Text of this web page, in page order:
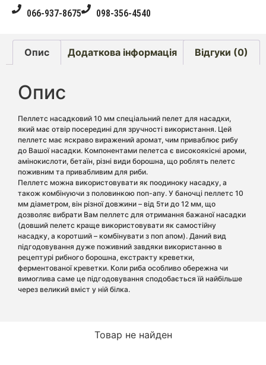
066-937-8675 098-356-4540
Опис Додаткова інформація Відгуки (0)
Опис
Пеллетс насадковий 10 мм спеціальний пелет для насадки,
який має отвір посередині для зручності використання. Цей
пеллетс має яскраво виражений аромат, чим приваблює рибу
до Вашої насадки. Компонентами пелетса є високоякісні ароми,
амінокислоти, бетаїн, різні види борошна, що роблять пелетс
поживним та привабливим для риби.
Пеллетс можна використовувати як поодиноку насадку, а
також комбінуючи з половинкою поп-апу. У баночці пеллетс 10
мм діаметром, він різної довжини – від 5ти до 12 мм, що
дозволяє вибрати Вам пеллетс для отримання бажаної насадки
(довший пелетс краще використовувати як самостійну
насадку, а коротший – комбінувати з поп апом). Даний вид
підгодовування дуже поживний завдяки використанню в
рецептурі рибного борошна, екстракту креветки,
ферментованої креветки. Коли риба особливо обережна чи
вимоглива саме це підгодовування сподобається їй найбільше
через великий вміст у ній білка.
Товар не найден